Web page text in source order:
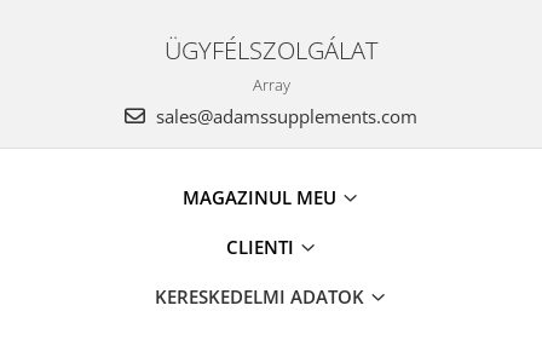
ÜGYFÉLSZOLGÁLAT
Array
sales@adamssupplements.com
MAGAZINUL MEU
CLIENTI
KERESKEDELMI ADATOK